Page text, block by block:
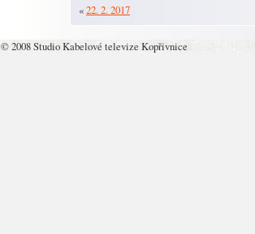
«22. 2. 2017
© 2008 Studio Kabelové televize Kopřivnice